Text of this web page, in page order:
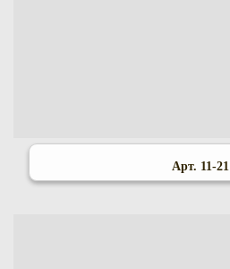
Арт. 11-21